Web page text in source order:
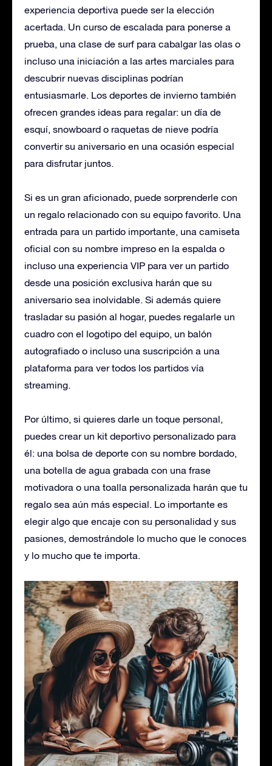
experiencia deportiva puede ser la elección
acertada. Un curso de escalada para ponerse a
prueba, una clase de surf para cabalgar las olas o
incluso una iniciación a las artes marciales para
descubrir nuevas disciplinas podrían
entusiasmarle. Los deportes de invierno también
ofrecen grandes ideas para regalar: un día de
esquí, snowboard o raquetas de nieve podría
convertir su aniversario en una ocasión especial
para disfrutar juntos.
Si es un gran aficionado, puede sorprenderle con
un regalo relacionado con su equipo favorito. Una
entrada para un partido importante, una camiseta
oficial con su nombre impreso en la espalda o
incluso una experiencia VIP para ver un partido
desde una posición exclusiva harán que su
aniversario sea inolvidable. Si además quiere
trasladar su pasión al hogar, puedes regalarle un
cuadro con el logotipo del equipo, un balón
autografiado o incluso una suscripción a una
plataforma para ver todos los partidos vía
streaming.
Por último, si quieres darle un toque personal,
puedes crear un kit deportivo personalizado para
él: una bolsa de deporte con su nombre bordado,
una botella de agua grabada con una frase
motivadora o una toalla personalizada harán que tu
regalo sea aún más especial. Lo importante es
elegir algo que encaje con su personalidad y sus
pasiones, demostrándole lo mucho que le conoces
y lo mucho que te importa.